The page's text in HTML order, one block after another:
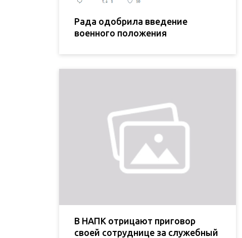
Рада одобрила введение
военного положения
В НАПК отрицают приговор
своей сотруднице за служебный